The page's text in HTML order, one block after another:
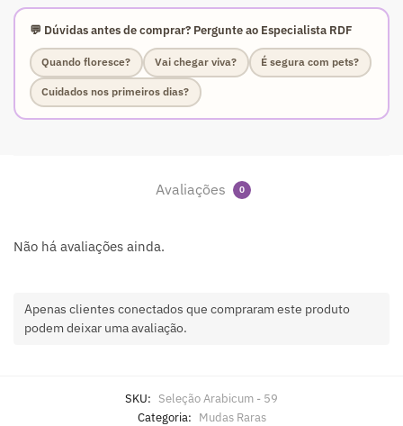
💬 Dúvidas antes de comprar? Pergunte ao Especialista RDF
Quando floresce? Vai chegar viva? É segura com pets?
Cuidados nos primeiros dias?
Avaliações 0
Não há avaliações ainda.
Apenas clientes conectados que compraram este produto
podem deixar uma avaliação.
SKU: Seleção Arabicum - 59
Categoria: Mudas Raras